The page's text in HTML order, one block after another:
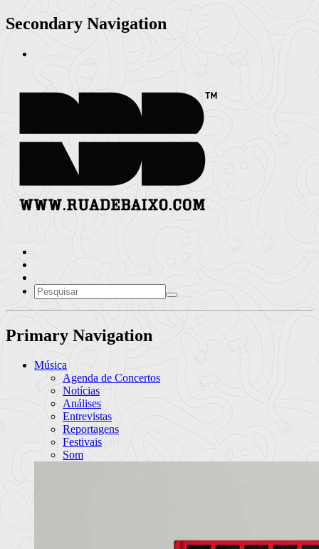
Secondary Navigation
Primary Navigation
Música
Agenda de Concertos
Notícias
Análises
Entrevistas
Reportagens
Festivais
Som